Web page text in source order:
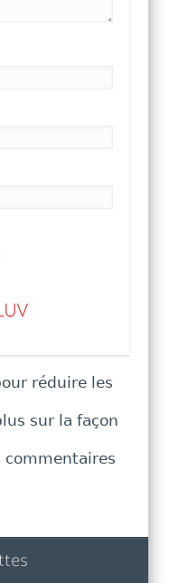
réduire les
sur la façon
commentaires